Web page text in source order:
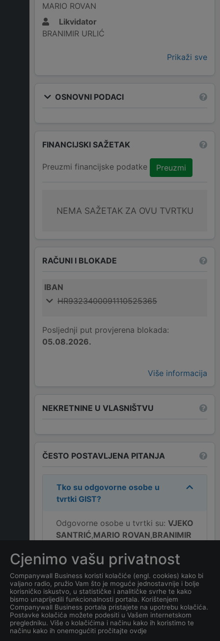
MARIO ROVAN
Likvidator
BRANIMIR URLIĆ
Prikaži sve
OSNOVNI PODACI
FINANCIJSKI SAŽETAK
Preuzmi financijske podatke Preuzmi
NEMA SAŽETAK ZA OVU TVRTKU
RAČUNI I BLOKADE
IBAN
HR9323400091110525365
Posljednji put provjerena blokada:
05.08.2026.
Više informacija
NEKRETNINE U VLASNIŠTVU
ČESTO POSTAVLJENA PITANJA
Tko su odgovorne osobe u
tvrtki GIST?
Odgovorne osobe u tvrtki su: VJEKO
SANTRIĆ,MARIO ROVAN,BRANIMIR
Koja je adresa tvrtke GIST
Koji je kontakt tvrtkeGIST?
Koji je datum osnivanja
tvrtkeGIST?
Cjenimo vašu privatnost
Companywall Business koristi kolačiće (engl. cookies) kako bi
valjano radio, pružio Vam što je moguće jednostavnije i bolje
korisničko iskustvo, u statističke i analitičke svrhe te kako
bismo unaprijedili funkcionalnosti portala. Korištenjem
Companywall Business portala pristajete na upotrebu kolačića.
Postavke kolačića možete podesiti u Vašem internetskom
pregledniku. Više o kolačićima i načinu kako ih koristimo te
načinu kako ih onemogućiti pročitajte ovdje